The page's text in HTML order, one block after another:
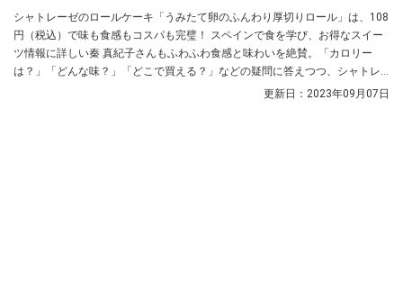
シャトレーゼのロールケーキ「うみたて卵のふんわり厚切りロール」は、108
円（税込）で味も食感もコスパも完璧！ スペインで食を学び、お得なスイー
ツ情報に詳しい秦 真紀子さんもふわふわ食感と味わいを絶賛。「カロリー
は？」「どんな味？」「どこで買える？」などの疑問に答えつつ、シャトレ
更新日： 2023年09月07日